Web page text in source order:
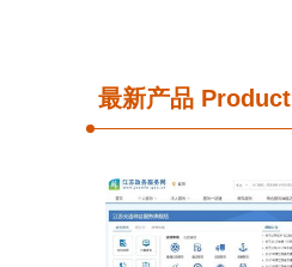
最新产品 Product